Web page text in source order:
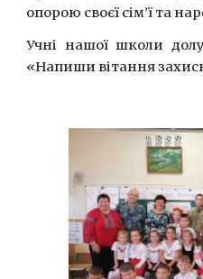
опорою своєї сім’ї та
Учні нашої школи
«Напиши вітання